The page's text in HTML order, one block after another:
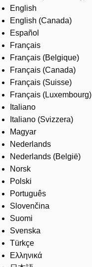
Careers
English
English (Canada)
Español
Français
Français (Belgique)
Français (Canada)
Français (Suisse)
Français (Luxembourg)
Italiano
Italiano (Svizzera)
Magyar
Nederlands
Nederlands (België)
Norsk
Polski
Português
Slovenčina
Suomi
Svenska
Türkçe
Ελληνικά